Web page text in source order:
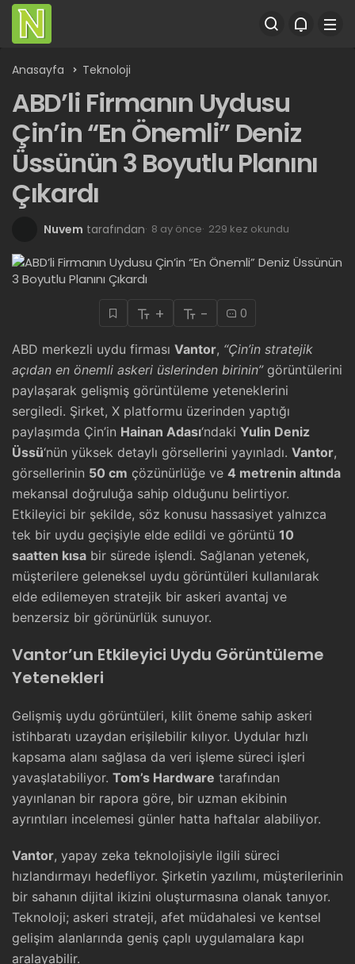
Anasayfa Teknoloji
ABD’li Firmanın Uydusu
Çin’in “En Önemli” Deniz
Üssünün 3 Boyutlu Planını
Çıkardı
Nuvem tarafından 8 ay önce 229 kez okundu
+ - 0
ABD merkezli uydu firması Vantor, “Çin’in stratejik
açıdan en önemli askeri üslerinden birinin”görüntülerini
paylaşarak gelişmiş görüntüleme yeteneklerini
sergiledi. Şirket, X platformu üzerinden yaptığı
paylaşımda Çin’in Hainan Adası‘ndaki Yulin Deniz
Üssü‘nün yüksek detaylı görsellerini yayınladı. Vantor,
görsellerinin 50 cm çözünürlüğe ve 4 metrenin altında
mekansal doğruluğa sahip olduğunu belirtiyor.
Etkileyici bir şekilde, söz konusu hassasiyet yalnızca
tek bir uydu geçişiyle elde edildi ve görüntü 10
saatten kısa bir sürede işlendi. Sağlanan yetenek,
müşterilere geleneksel uydu görüntüleri kullanılarak
elde edilemeyen stratejik bir askeri avantaj ve
benzersiz bir görünürlük sunuyor.
Vantor’un Etkileyici Uydu Görüntüleme
Yetenekleri
Gelişmiş uydu görüntüleri, kilit öneme sahip askeri
istihbaratı uzaydan erişilebilir kılıyor. Uydular hızlı
kapsama alanı sağlasa da veri işleme süreci işleri
yavaşlatabiliyor. Tom’s Hardware tarafından
yayınlanan bir rapora göre, bir uzman ekibinin
ayrıntıları incelemesi günler hatta haftalar alabiliyor.
Vantor, yapay zeka teknolojisiyle ilgili süreci
hızlandırmayı hedefliyor. Şirketin yazılımı, müşterilerinin
bir sahanın dijital ikizini oluşturmasına olanak tanıyor.
Teknoloji; askeri strateji, afet müdahalesi ve kentsel
gelişim alanlarında geniş çaplı uygulamalara kapı
aralayabilir.